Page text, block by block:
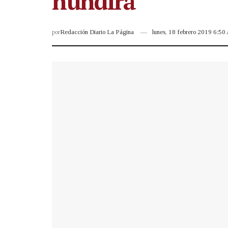
porRedacción Diario La Página lunes, 18 febrero 2019 6:50